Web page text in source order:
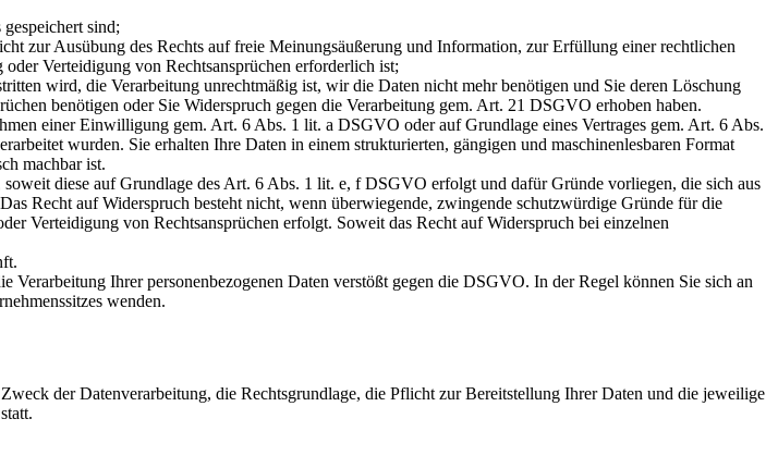
sind;
zur Ausübung des Rechts auf freie Meinungsäußerung und Information, zur Erfüllung einer rechtlichen
Verteidigung von Rechtsansprüchen erforderlich ist;
wird, die Verarbeitung unrechtmäßig ist, wir die Daten nicht mehr benötigen und Sie deren Löschung
benötigen oder Sie Widerspruch gegen die Verarbeitung gem. Art. 21 DSGVO erhoben haben.
einer Einwilligung gem. Art. 6 Abs. 1 lit. a DSGVO oder auf Grundlage eines Vertrages gem. Art. 6 Abs.
wurden. Sie erhalten Ihre Daten in einem strukturierten, gängigen und maschinenlesbaren Format
machbar ist.
diese auf Grundlage des Art. 6 Abs. 1 lit. e, f DSGVO erfolgt und dafür Gründe vorliegen, die sich aus
Recht auf Widerspruch besteht nicht, wenn überwiegende, zwingende schutzwürdige Gründe für die
Verteidigung von Rechtsansprüchen erfolgt. Soweit das Recht auf Widerspruch bei einzelnen
Ihrer personenbezogenen Daten verstößt gegen die DSGVO. In der Regel können Sie sich an
wenden.
der Datenverarbeitung, die Rechtsgrundlage, die Pflicht zur Bereitstellung Ihrer Daten und die jeweilige